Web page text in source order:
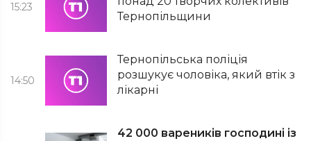
15:23
Тернопільщини
14:50
Тернопільська поліція
розшукує чоловіка, який втік з
лікарні
42 000 вареників господині із